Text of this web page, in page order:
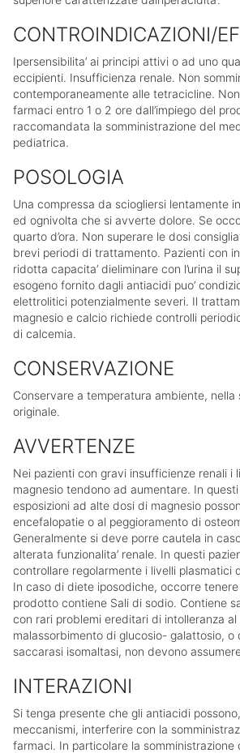
CONTROINDICAZIONI/
Ipersensibilita’ ai principi attivi o ad uno
eccipienti. Insufficienza renale. Non
contemporaneamente alle tetracicline.
farmaci entro 1 o 2 ore dall’impiego del
raccomandata la somministrazione del
pediatrica.
POSOLOGIA
Una compressa da sciogliersi lentamente
ed ognivolta che si avverte dolore. Se
quarto d’ora. Non superare le dosi
brevi periodi di trattamento. Pazienti con
ridotta capacita’ dieliminare con l’urina il
esogeno fornito dagli antiacidi puo’
elettrolitici potenzialmente severi. Il
magnesio e calcio richiede controlli
di calcemia.
CONSERVAZIONE
Conservare a temperatura ambiente, nella
originale.
AVVERTENZE
Nei pazienti con gravi insufficienze renali i
magnesio tendono ad aumentare. In
esposizioni ad alte dosi di magnesio
encefalopatie o al peggioramento di
Generalmente si deve porre cautela in
alterata funzionalita’ renale. In questi
controllare regolarmente i livelli plasmatici
In caso di diete iposodiche, occorre
prodotto contiene Sali di sodio. Contiene
con rari problemi ereditari di intolleranza
malassorbimento di glucosio- galattosio, o
saccarasi isomaltasi, non devono
INTERAZIONI
Si tenga presente che gli antiacidi
meccanismi, interferire con la
farmaci. In particolare la somministrazione